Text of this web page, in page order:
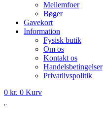
Mellemfoer
Bøger
Gavekort
Information
Fysisk butik
Om os
Kontakt os
Handelsbetingelser
Privatlivspolitik
0 kr. 0 Kurv